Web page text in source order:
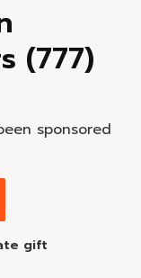
(777)
sponsored
gift